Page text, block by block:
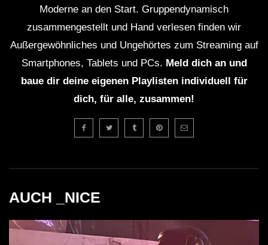
Moderne an den Start. Gruppendynamisch
zusammengestellt und Hand verlesen finden wir
Außergewöhnliches und Ungehörtes zum Streaming auf
Smartphones, Tablets und PCs. Meld dich an und
baue dir deine eigenen Playlisten individuell für
dich, für alle, zusammen!
AUCH _NICE